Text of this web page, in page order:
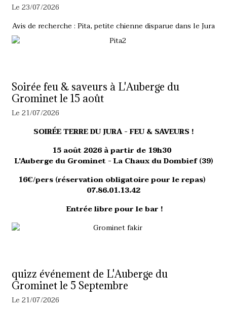
Le 23/07/2026
Avis de recherche : Pita, petite chienne disparue dans le Jura
Soirée feu & saveurs à L'Auberge du
Grominet le 15 août
Le 21/07/2026
SOIRÉE TERRE DU JURA - FEU & SAVEURS !
15 août 2026 à partir de 19h30
L'Auberge du Grominet - La Chaux du Dombief (39)
16€/pers (réservation obligatoire pour le repas)
07.86.01.13.42
Entrée libre pour le bar !
quizz événement de L'Auberge du
Grominet le 5 Septembre
Le 21/07/2026